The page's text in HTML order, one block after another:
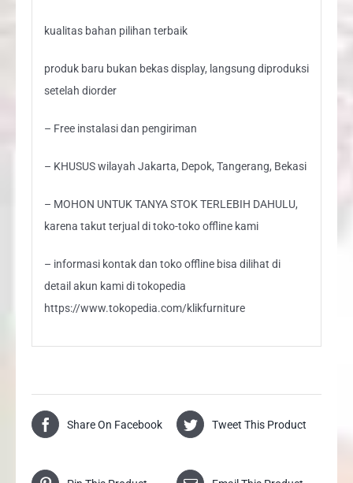
kualitas bahan pilihan terbaik
produk baru bukan bekas display, langsung diproduksi
setelah diorder
– Free instalasi dan pengiriman
– KHUSUS wilayah Jakarta, Depok, Tangerang, Bekasi
– MOHON UNTUK TANYA STOK TERLEBIH DAHULU,
karena takut terjual di toko-toko offline kami
– informasi kontak dan toko offline bisa dilihat di
detail akun kami di tokopedia
https://www.tokopedia.com/klikfurniture
Share On Facebook Tweet This Product